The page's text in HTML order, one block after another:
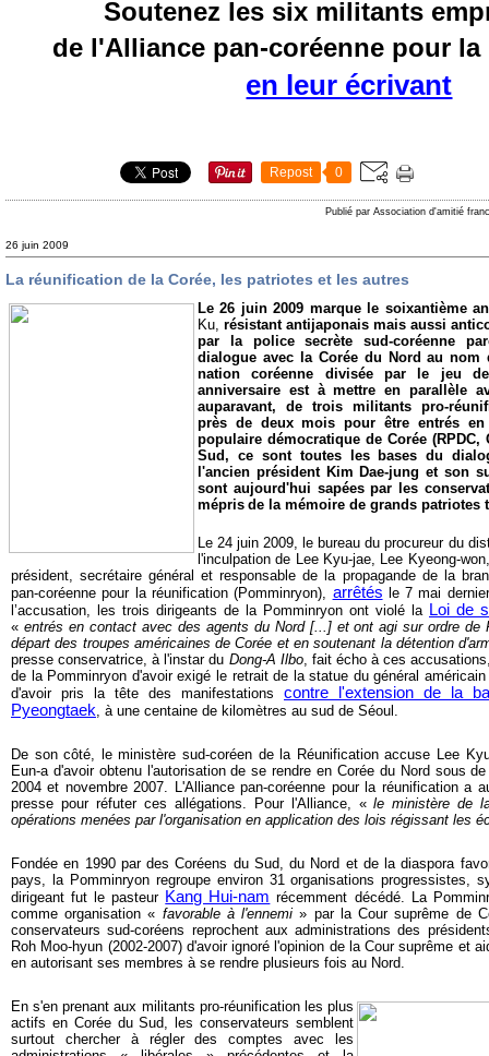
Soutenez les six militants
de l'Alliance pan-coréenne pour
en leur écrivant
Repost 0
Publié par Association d'amitié
26 juin 2009
La réunification de la Corée, les patriotes et les autres
Le 26 juin 2009 marque le soixantième
Ku, résistant antijaponais mais aussi
par la police secrète sud-coréenne
dialogue avec la Corée du Nord au nom
nation coréenne divisée par le jeu
anniversaire est à mettre en parallèle
auparavant, de trois militants pro-
près de deux mois pour être entrés en
populaire démocratique de Corée
Sud, ce sont toutes les bases du
l'ancien président Kim Dae-jung et son
sont aujourd'hui sapées par les
mépris de la mémoire de grands patriotes
Le 24 juin 2009, le bureau du procureur du
l'inculpation de Lee Kyu-jae, Lee Kyeong-
président, secrétaire général et responsable de la propagande de la
pan-coréenne pour la réunification (Pomminryon), arrêtés le 7 mai dernier
l’accusation, les trois dirigeants de la Pomminryon ont violé la Loi de
« entrés en contact avec des agents du Nord [...] et ont agi sur ordre de
départ des troupes américaines de Corée et en soutenant la détention
presse conservatrice, à l'instar du Dong-A Ilbo, fait écho à ces
de la Pomminryon d'avoir exigé le retrait de la statue du général
d'avoir pris la tête des manifestations contre l'extension de la
Pyeongtaek, à une centaine de kilomètres au sud de Séoul.
De son côté, le ministère sud-coréen de la Réunification accuse Lee
Eun-a d'avoir obtenu l'autorisation de se rendre en Corée du Nord sous
2004 et novembre 2007. L'Alliance pan-coréenne pour la réunification a
presse pour réfuter ces allégations. Pour l'Alliance, «le ministère de
opérations menées par l'organisation en application des lois régissant les
Fondée en 1990 par des Coréens du Sud, du Nord et de la diaspora
pays, la Pomminryon regroupe environ 31 organisations progressistes,
dirigeant fut le pasteur Kang Hui-nam récemment décédé. La
comme organisation « favorable à l'ennemi » par la Cour suprême de
conservateurs sud-coréens reprochent aux administrations des
Roh Moo-hyun (2002-2007) d'avoir ignoré l'opinion de la Cour suprême et
en autorisant ses membres à se rendre plusieurs fois au Nord.
En s'en prenant aux militants pro-réunification les plus
actifs en Corée du Sud, les conservateurs semblent
surtout chercher à régler des comptes avec les